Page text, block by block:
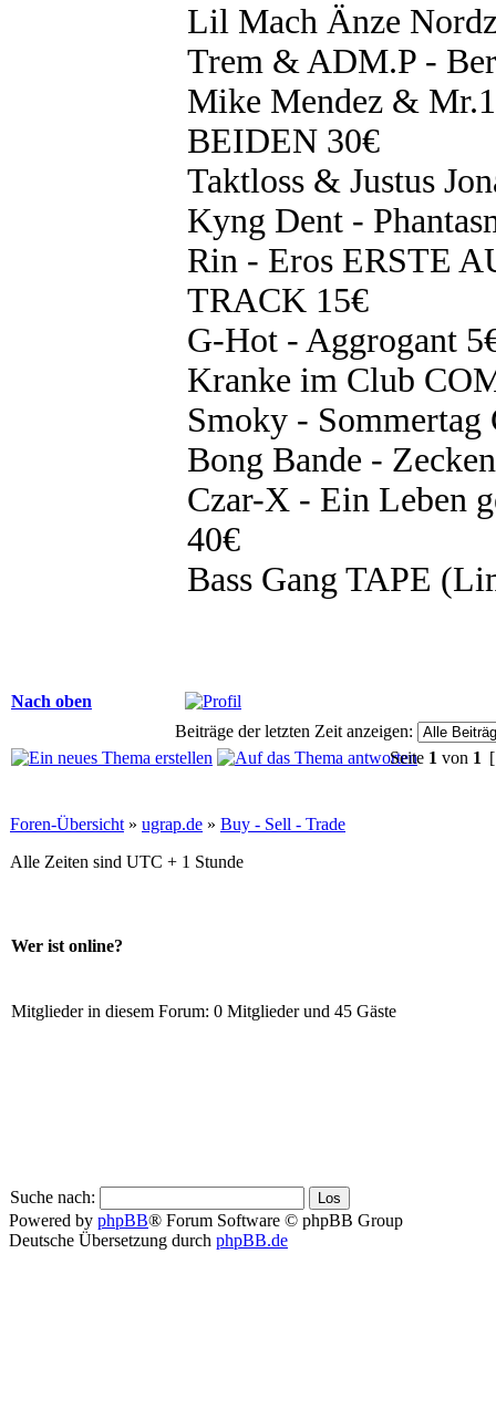
Lil Mach Änze
Trem & ADM.P -
Mike Mendez &
BEIDEN 30€
Taktloss & Justus
Kyng Dent -
Rin - Eros ERSTE
TRACK 15€
G-Hot - Aggrogant
Kranke im Club
Smoky -
Bong Bande -
Czar-X - Ein Leben
40€
Bass Gang TAPE
Nach oben
Beiträge der letzten Zeit anzeigen:
Seite 1 von 1
Foren-Übersicht » ugrap.de » Buy - Sell - Trade
Alle Zeiten sind UTC + 1 Stunde
Wer ist online?
Mitglieder in diesem Forum: 0 Mitglieder und 45 Gäste
Suche nach:
Powered by phpBB® Forum Software © phpBB Group
Deutsche Übersetzung durch phpBB.de